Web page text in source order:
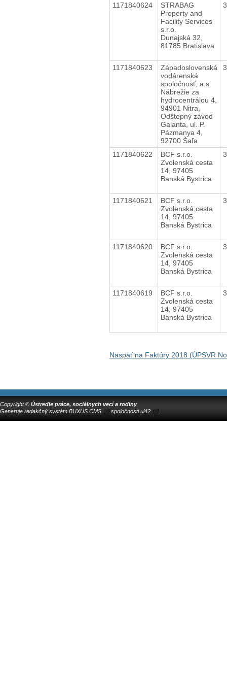
1171840624
STRABAG
Property and
Facility Services
s.r.o.
Dunajská 32,
81785 Bratislava
1171840623
Západoslovenská
vodárenská
spoločnosť, a.s.
Nábrežie za
hydrocentrálou 4,
94901 Nitra,
Odštepný závod
Galanta, ul. P.
Pázmanya 4,
92700 Šaľa
1171840622
BCF s.r.o.
Zvolenská cesta
14, 97405
Banská Bystrica
1171840621
BCF s.r.o.
Zvolenská cesta
14, 97405
Banská Bystrica
1171840620
BCF s.r.o.
Zvolenská cesta
14, 97405
Banská Bystrica
1171840619
BCF s.r.o.
Zvolenská cesta
14, 97405
Banská Bystrica
Naspäť na Faktúry 2018 (ÚPSVR
Copyright © Ústredie práce, sociálnych vecí a rodiny
Generuje redakčný systém BUXUS CMS spoločnostiui42